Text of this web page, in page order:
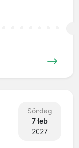
Söndag
7 feb
2027